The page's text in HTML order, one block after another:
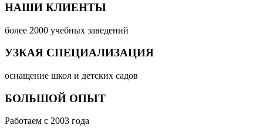
НАШИ КЛИЕНТЫ
более 2000 учебных заведений
УЗКАЯ СПЕЦИАЛИЗАЦИЯ
оснащение школ и детских садов
БОЛЬШОЙ ОПЫТ
Работаем с 2003 года